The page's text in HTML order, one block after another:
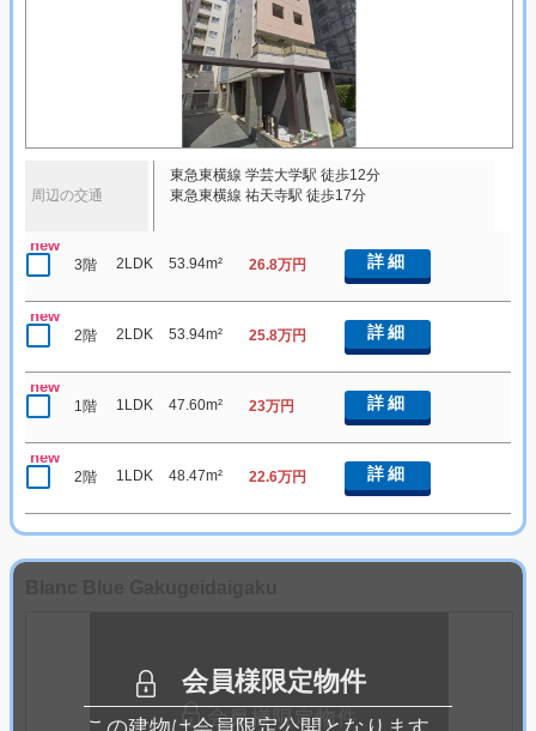
周辺の交通
東急東横線 学芸大学駅 徒歩12分
東急東横線 祐天寺駅 徒歩17分
new
3階 2LDK 53.94m² 26.8万円 詳細
new
2階 2LDK 53.94m² 25.8万円 詳細
new
1階 1LDK 47.60m² 23万円 詳細
new
2階 1LDK 48.47m² 22.6万円 詳細
会員様限定物件